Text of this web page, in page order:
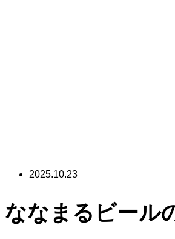
2025.10.23
ななまるビール